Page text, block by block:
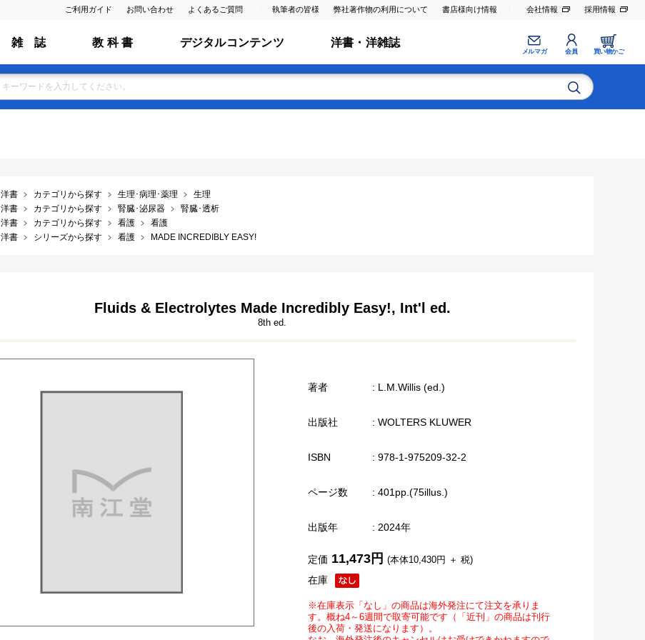
ご利用ガイド お問い合わせ よくあるご質問 執筆者の皆様 弊社著作物の利用について 書店様向け情報 会社情報 採用情報
雑 誌 教 科 書 デジタルコンテンツ 洋書・洋雑誌
メルマガ 会員 買い物かご
洋書 カテゴリから探す 生理･病理･薬理
生理
洋書 カテゴリから探す 腎臓･泌尿器
腎臓･透析
洋書 カテゴリから探す 看護
看護
洋書 シリーズから探す 看護 MADE INCREDIBLY EASY!
Fluids & Electrolytes Made Incredibly Easy!, Int'l ed.
8th ed.
著者 : L.M.Willis (ed.)
出版社 : WOLTERS KLUWER
ISBN : 978-1-975209-32-2
ページ数 : 401pp.(75illus.)
出版年 : 2024年
在庫
定価 11,473円 (本体10,430円 ＋ 税)
※在庫表示「なし」の商品は海外発注にて注文を承りま
す。概ね4～6週間で取寄可能です（「近刊」の商品は刊行
後の入荷・発送になります）。